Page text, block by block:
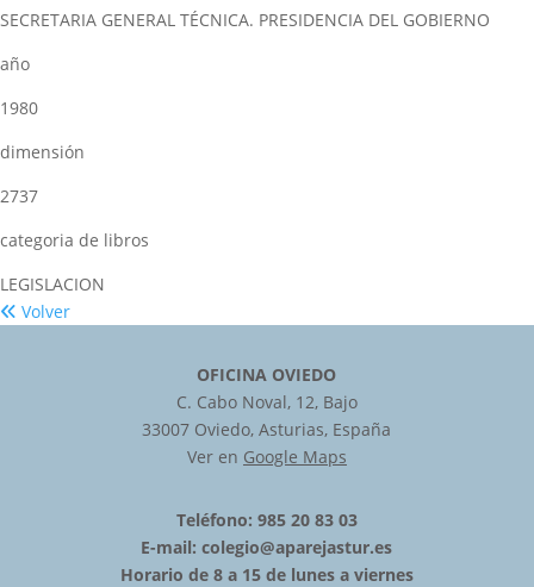
SECRETARIA GENERAL TÉCNICA. PRESIDENCIA DEL GOBIERNO
año
1980
dimensión
2737
categoria de libros
LEGISLACION
Volver
OFICINA OVIEDO
C. Cabo Noval, 12, Bajo
33007 Oviedo, Asturias, España
Ver en Google Maps
Teléfono: 985 20 83 03
E-mail:colegio@aparejastur.es
Horario de 8 a 15 de lunes a viernes